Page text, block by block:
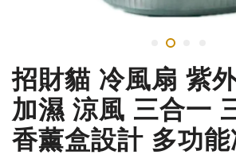
招財貓 冷風扇 紫
加濕 涼風 三合一
香薰盒設計 多功